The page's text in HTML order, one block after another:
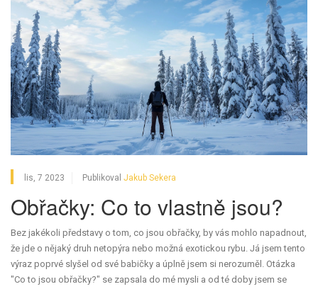
lis, 7 2023 Publikoval Jakub Sekera
Obřačky: Co to vlastně jsou?
Bez jakékoli představy o tom, co jsou obřačky, by vás mohlo napadnout,
že jde o nějaký druh netopýra nebo možná exotickou rybu. Já jsem tento
výraz poprvé slyšel od své babičky a úplně jsem si nerozuměl. Otázka
"Co to jsou obřačky?" se zapsala do mé mysli a od té doby jsem se